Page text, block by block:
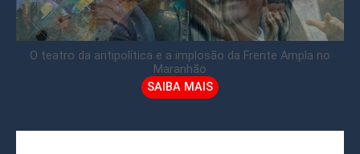
O teatro da antipolítica e a implosão da Frente Ampla no
Maranhão
SAIBA MAIS